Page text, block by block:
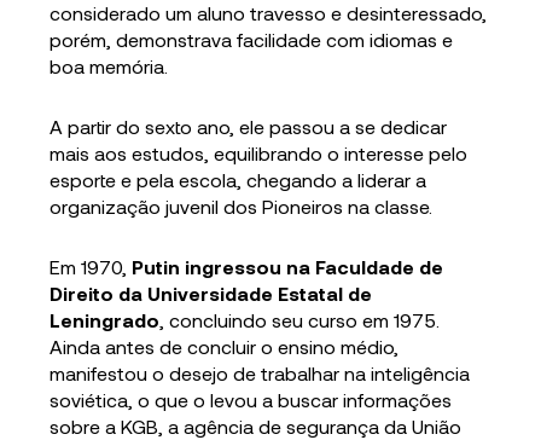
considerado um aluno travesso e desinteressado,
porém, demonstrava facilidade com idiomas e
boa memória.
A partir do sexto ano, ele passou a se dedicar
mais aos estudos, equilibrando o interesse pelo
esporte e pela escola, chegando a liderar a
organização juvenil dos Pioneiros na classe.
Em 1970, Putin ingressou na Faculdade de
Direito da Universidade Estatal de
Leningrado , concluindo seu curso em 1975.
Ainda antes de concluir o ensino médio,
manifestou o desejo de trabalhar na inteligência
soviética, o que o levou a buscar informações
sobre a KGB, a agência de segurança da União